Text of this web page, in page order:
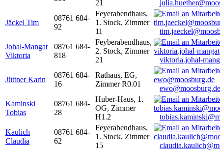
21
Jäckel Tim
08761 684-
92
Feyerabendhaus,
1. Stock, Zimmer
11
Johal-Mangat
Viktoria
08761 684-
818
Feyberabendhaus,
2. Stock, Zimmer
21
viktoria.johal-
Jüttner Karin
08761 684-
16
Rathaus, EG,
Zimmer R0.01
ewo@moosburg.de
Kaminski
Tobias
08761 684-
28
Huber-Haus, 1.
OG, Zimmer
H1.2
Kaulich
Claudia
08761 684-
62
Feyerabendhaus,
1. Stock, Zimmer
15